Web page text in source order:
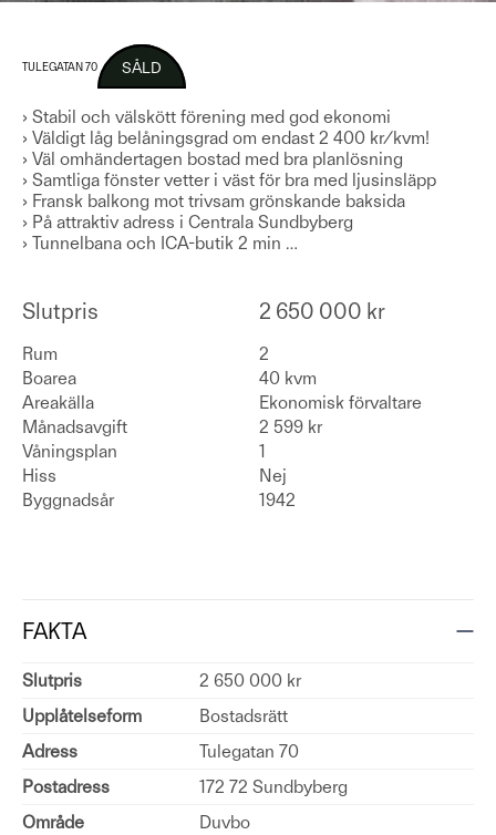
TULEGATAN 70 SÅLD
› Stabil och välskött förening med god ekonomi
› Väldigt låg belåningsgrad om endast 2 400 kr/kvm!
› Väl omhändertagen bostad med bra planlösning
› Samtliga fönster vetter i väst för bra med ljusinsläpp
› Fransk balkong mot trivsam grönskande baksida
› På attraktiv adress i Centrala Sundbyberg
› Tunnelbana och ICA-butik 2 min …
Slutpris 2 650 000 kr
Rum
2
Boarea
40 kvm
Areakälla
Ekonomisk förvaltare
Månadsavgift
2 599 kr
Våningsplan
1
Hiss
Nej
Byggnadsår
1942
FAKTA
Slutpris
2 650 000 kr
Upplåtelseform
Bostadsrätt
Adress
Tulegatan 70
Postadress
172 72 Sundbyberg
Område
Duvbo